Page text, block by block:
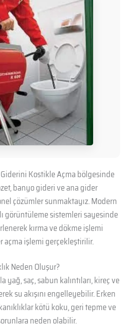
Kostikle Açma bölgesinde
banyo gideri ve ana gider
çözümler sunmaktayız. Modern
görüntüleme sistemleri sayesinde
kırma ve dökme işlemi
açma işlemi gerçekleştirilir.
Neden Oluşur?
yağ, saç, sabun kalıntıları, kireç ve
su akışını engelleyebilir. Erken
kötü koku, geri tepme ve
neden olabilir.